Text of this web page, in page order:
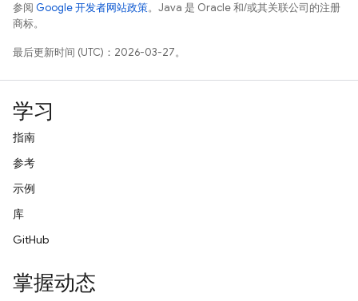
参阅 Google 开发者网站政策。Java 是 Oracle 和/或其关联公司的注册
商标。
最后更新时间 (UTC)：2026-03-27。
学习
指南
参考
示例
库
GitHub
掌握动态